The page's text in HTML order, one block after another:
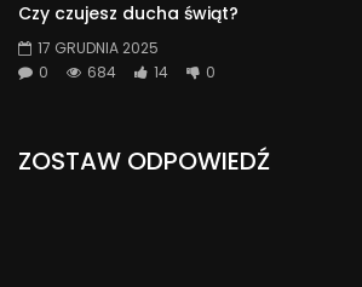
Czy czujesz ducha świąt?
17 GRUDNIA 2025
0
684 14 0
ZOSTAW ODPOWIEDŹ